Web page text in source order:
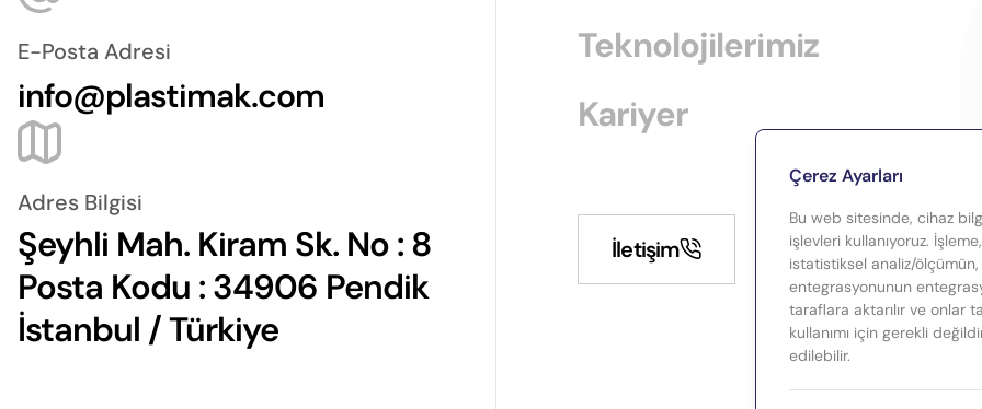
E-Posta Adresi
info@plastimak.com
Adres Bilgisi
Şeyhli Mah. Kiram Sk. No : 8
Posta Kodu : 34906 Pendik
İstanbul / Türkiye
Teknolojilerimiz
Kariyer
İletişim
Çerez Ayarları
Bu web sitesinde, cihaz
işlevleri kullanıyoruz.
istatistiksel analiz/ölçümün,
entegrasyonunun
taraflara aktarılır ve onlar
kullanımı için gerekli
edilebilir.